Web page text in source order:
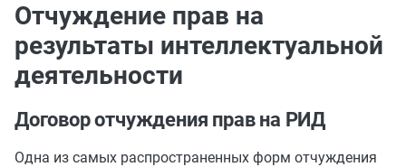
Отчуждение прав на
результаты интеллектуальной
деятельности
Договор отчуждения прав на РИД
Одна из самых распространенных форм отчуждения